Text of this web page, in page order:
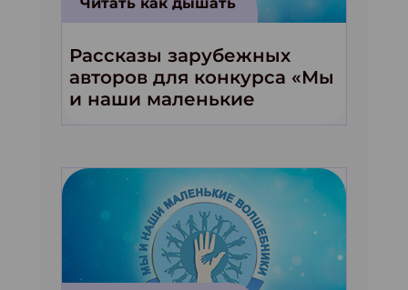
Рассказы зарубежных
авторов для конкурса «Мы
и наши маленькие
волшебники!»